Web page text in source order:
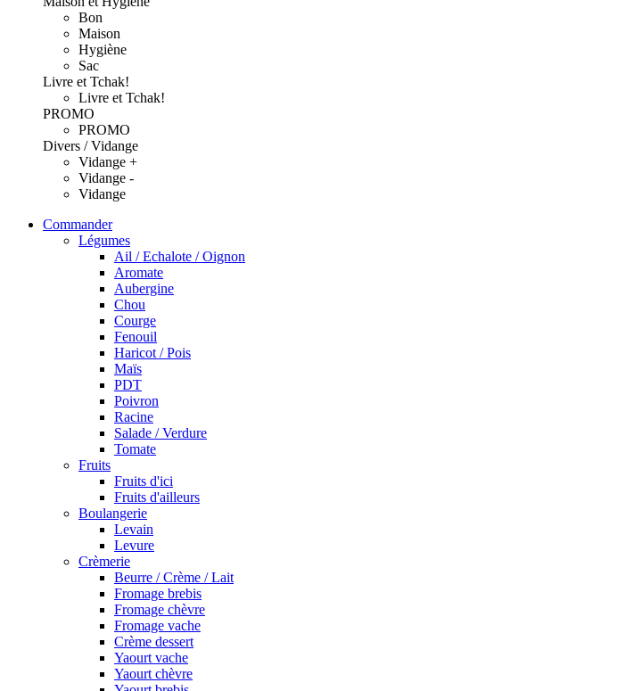
Bon
Maison
Hygiène
Sac
Livre et Tchak!
Livre et Tchak!
PROMO
PROMO
Divers / Vidange
Vidange +
Vidange -
Vidange
Commander
Légumes
Ail / Echalote / Oignon
Aromate
Aubergine
Chou
Courge
Fenouil
Haricot / Pois
Maïs
PDT
Poivron
Racine
Salade / Verdure
Tomate
Fruits
Fruits d'ici
Fruits d'ailleurs
Boulangerie
Levain
Levure
Crèmerie
Beurre / Crème / Lait
Fromage brebis
Fromage chèvre
Fromage vache
Crème dessert
Yaourt vache
Yaourt chèvre